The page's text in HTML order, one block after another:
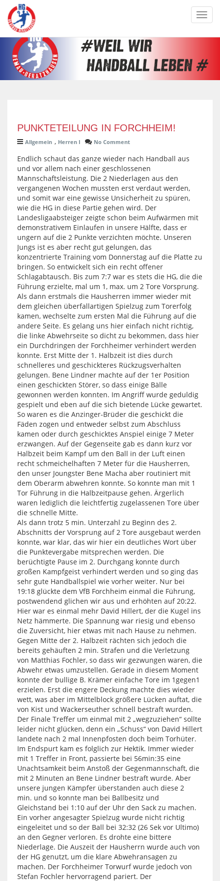
PUNKTETEILUNG IN FORCHHEIM!
Allgemein , Herren I No Comment
Endlich schaut das ganze wieder nach Handball aus
und vor allem nach einer geschlossenen
Mannschaftsleistung. Die 2 Niederlagen aus den
vergangenen Wochen mussten erst verdaut werden,
und somit war eine gewisse Unsicherheit zu spüren,
wie die HG in diese Partie gehen wird. Der
Landesligaabsteiger zeigte schon beim Aufwärmen mit
demonstrativem Einlaufen in unsere Hälfte, dass er
ungern auf die 2 Punkte verzichten möchte. Unseren
Jungs ist es aber recht gut gelungen, das
konzentrierte Training vom Donnerstag auf die Platte zu
bringen. So entwickelt sich ein recht offener
Schlagabtausch. Bis zum 7:7 war es stets die HG, die die
Führung erzielte, mal um 1, max. um 2 Tore Vorsprung.
Als dann erstmals die Hausherren immer wieder mit
dem gleichen überfallartigen Spielzug zum Torerfolg
kamen, wechselte zum ersten Mal die Führung auf die
andere Seite. Es gelang uns hier einfach nicht richtig,
die linke Abwehrseite so dicht zu bekommen, dass hier
ein Durchdringen der Forchheimer verhindert werden
konnte. Erst Mitte der 1. Halbzeit ist dies durch
schnelleres und geschickteres Rückzugsverhalten
gelungen. Bene Lindner machte auf der 1er Position
einen geschickten Störer, so dass einige Bälle
gewonnen werden konnten. Im Angriff wurde geduldig
gespielt und eben auf die sich bietende Lücke gewartet.
So waren es die Anzinger-Brüder die geschickt die
Fäden zogen und entweder selbst zum Abschluss
kamen oder durch geschicktes Anspiel einige 7 Meter
erzwangen. Auf der Gegenseite gab es dann kurz vor
Halbzeit beim Kampf um den Ball in der Luft einen
recht schmeichelhaften 7 Meter für die Hausherren,
den unser Joungster Bene Macha aber routiniert mit
dem Oberarm abwehren konnte. So konnte man mit 1
Tor Führung in die Halbzeitpause gehen. Ärgerlich
waren lediglich die leichtfertig zugelassenen Tore über
die schnelle Mitte.
Als dann trotz 5 min. Unterzahl zu Beginn des 2.
Abschnitts der Vorsprung auf 2 Tore ausgebaut werden
konnte, war klar, das wir hier ein deutliches Wort über
die Punktevergabe mitsprechen werden. Die
berüchtigte Pause im 2. Durchgang konnte durch
großen Kampfgeist verhindert werden und so ging das
sehr gute Handballspiel wie vorher weiter. Nur bei
19:18 glückte dem VfB Forchheim einmal die Führung,
postwendend glichen wir aus und erhöhten auf 20:22.
Hier war es einmal mehr David Hillert, der die Kugel ins
Netz hämmerte. Die Spannung war riesig und ebenso
die Zuversicht, hier etwas mit nach Hause zu nehmen.
Gegen Mitte der 2. Halbzeit rächten sich jedoch die
bereits gehäuften 2 min. Strafen und die Verletzung
von Matthias Fochler, so dass wir gezwungen waren, die
Abwehr etwas umzustellen. Gerade in diesem Moment
konnte der bullige B. Krämer einfache Tore im 1gegen1
erzielen. Erst die engere Deckung machte dies wieder
wett, was aber im Mittelblock größere Lücken auftat, die
von Kist und Wackerseuther schnell bestraft wurden.
Der Finale Treffer um einmal mit 2 „wegzuziehen“ sollte
leider nicht glücken, denn ein „Schuss“ von David Hillert
landete nach 2 mal Innenpfosten doch beim Torhüter.
Im Endspurt kam es folglich zur Hektik. Immer wieder
mit 1 Treffer in Front, passierte bei 56min:35 eine
Unachtsamkeit beim Anstoß der Gegenmannschaft, die
mit 2 Minuten an Bene Lindner bestraft wurde. Aber
unsere jungen Kämpfer überstanden auch diese 2
min. und so konnte man bei Ballbesitz und
Gleichstand bei 1:10 auf der Uhr den Sack zu machen.
Ein vorher angesagter Spielzug wurde nicht richtig
eingeleitet und so der Ball bei 32:32 (26 Sek vor Ultimo)
an den Gegner verloren. Es drohte eine bittere
Niederlage. Die Auszeit der Hausherrn wurde auch von
der HG genutzt, um die klare Abwehransagen zu
machen. Der Forchheimer Torwurf wurde jedoch von
Stefan Fochler hervorragend pariert. Der